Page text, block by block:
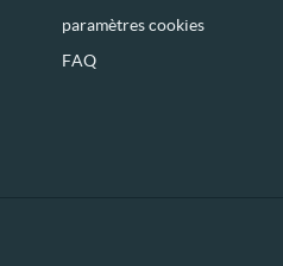
paramètres cookies
FAQ